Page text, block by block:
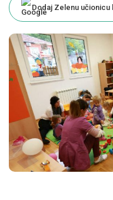
Dodaj Zelenu